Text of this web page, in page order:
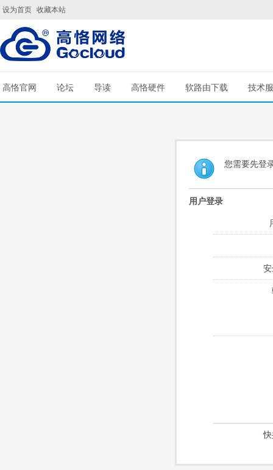
设为首页 收藏本站
高恪官网 论坛 导读 高恪硬件 软路由下载 技术
您需要先登
用户登录